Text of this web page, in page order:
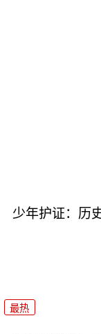
少年护证：历
最热